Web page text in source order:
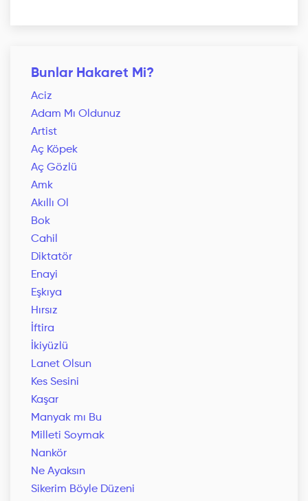
Bunlar Hakaret Mi?
Aciz
Adam Mı Oldunuz
Artist
Aç Köpek
Aç Gözlü
Amk
Akıllı Ol
Bok
Cahil
Diktatör
Enayi
Eşkıya
Hırsız
İftira
İkiyüzlü
Lanet Olsun
Kes Sesini
Kaşar
Manyak mı Bu
Milleti Soymak
Nankör
Ne Ayaksın
Sikerim Böyle Düzeni